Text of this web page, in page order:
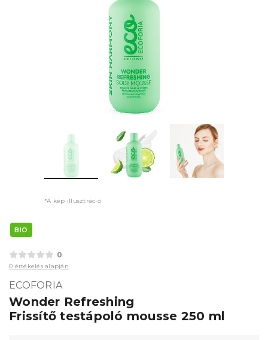
*A kép illusztráció
BIO
0
0 értékelés alapján
ECOFORIA
Wonder Refreshing
Frissítő testápoló mousse 250 ml